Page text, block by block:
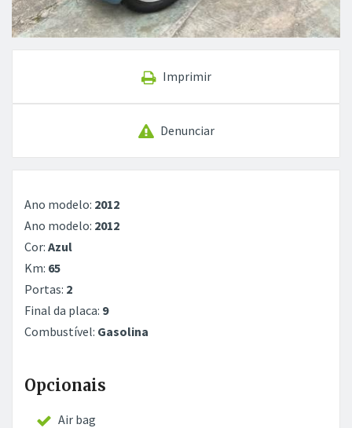
Imprimir
Denunciar
Ano modelo: 2012
Ano modelo: 2012
Cor: Azul
Km: 65
Portas: 2
Final da placa: 9
Combustível: Gasolina
Opcionais
Air bag